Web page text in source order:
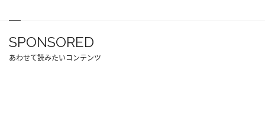
SPONSORED
あわせて読みたいコンテンツ